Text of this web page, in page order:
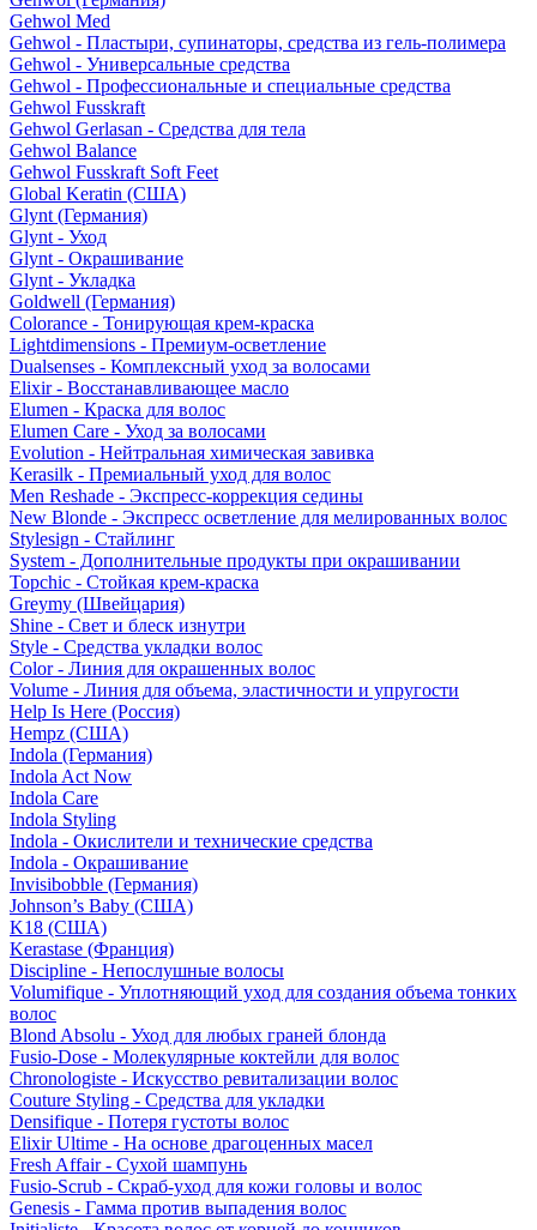
Gehwol Med
Gehwol - Пластыри, супинаторы, средства из гель-полимера
Gehwol - Универсальные средства
Gehwol - Профессиональные и специальные средства
Gehwol Fusskraft
Gehwol Gerlasan - Средства для тела
Gehwol Balance
Gehwol Fusskraft Soft Feet
Global Keratin (США)
Glynt (Германия)
Glynt - Уход
Glynt - Окрашивание
Glynt - Укладка
Goldwell (Германия)
Colorance - Тонирующая крем-краска
Lightdimensions - Премиум-осветление
Dualsenses - Комплексный уход за волосами
Elixir - Восстанавливающее масло
Elumen - Краска для волос
Elumen Care - Уход за волосами
Evolution - Нейтральная химическая завивка
Kerasilk - Премиальный уход для волос
Men Reshade - Экспресс-коррекция седины
New Blonde - Экспресс осветление для мелированных волос
Stylesign - Стайлинг
System - Дополнительные продукты при окрашивании
Topchic - Стойкая крем-краска
Greymy (Швейцария)
Shine - Свет и блеск изнутри
Style - Средства укладки волос
Color - Линия для окрашенных волос
Volume - Линия для объема, эластичности и упругости
Help Is Here (Россия)
Hempz (США)
Indola (Германия)
Indola Act Now
Indola Care
Indola Styling
Indola - Окислители и технические средства
Indola - Окрашивание
Invisibobble (Германия)
Johnson’s Baby (США)
K18 (США)
Kerastase (Франция)
Discipline - Непослушные волосы
Volumifique - Уплотняющий уход для создания объема тонких
волос
Blond Absolu - Уход для любых граней блонда
Fusio-Dose - Молекулярные коктейли для волос
Chronologiste - Искусство ревитализации волос
Couture Styling - Средства для укладки
Densifique - Потеря густоты волос
Elixir Ultime - На основе драгоценных масел
Fresh Affair - Сухой шампунь
Fusio-Scrub - Скраб-уход для кожи головы и волос
Genesis - Гамма против выпадения волос